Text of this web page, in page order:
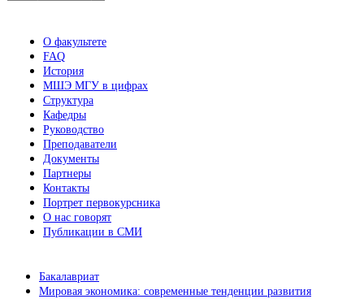
О факультете
FAQ
История
МШЭ МГУ в цифрах
Структура
Кафедры
Руководство
Преподаватели
Документы
Партнеры
Контакты
Портрет первокурсника
О нас говорят
Публикации в СМИ
Бакалавриат
Мировая экономика: современные тенденции развития